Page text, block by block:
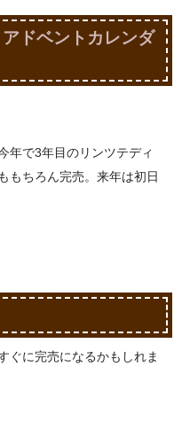
ドベントカレンダ
年で3年目のリンツテディ
もちろん完売。来年は初日
ぐに完売になるかもしれま